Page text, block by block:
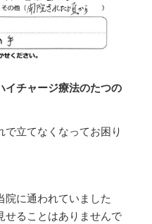
イチャージ療法のたつの
立てなくなってお困り
院に通われていました
せることはありませんで